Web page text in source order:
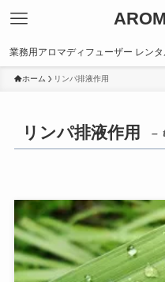
業務用アロマディフューザー レン
ホーム リンパ排液作用
リンパ排液作用 –